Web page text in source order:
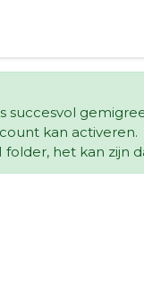
succesvol
kan activeren.
het kan zijn